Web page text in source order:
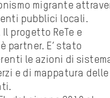
migrante
pubblici locali.
progetto ReTe e
partner. E’ stato
le azioni di
e di mappatura delle